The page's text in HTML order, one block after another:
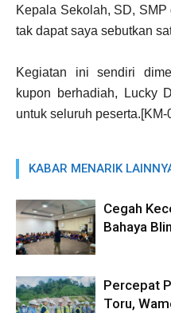
Kepala Sekolah, SD,
tak dapat saya sebutkan
Kegiatan ini sendiri
kupon berhadiah, Lucky
untuk seluruh peserta.[KM-
KABAR MENARIK
Cegah
Bahaya
Percepat
Toru,